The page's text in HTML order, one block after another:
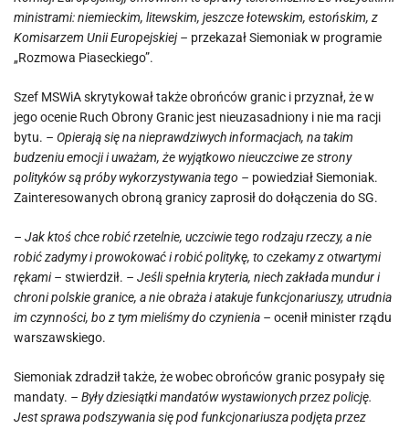
ministrami: niemieckim, litewskim, jeszcze łotewskim, estońskim, z
Komisarzem Unii Europejskiej – przekazał Siemoniak w programie
„Rozmowa Piaseckiego”.
Szef MSWiA skrytykował także obrońców granic i przyznał, że w
jego ocenie Ruch Obrony Granic jest nieuzasadniony i nie ma racji
bytu. – Opierają się na nieprawdziwych informacjach, na takim
budzeniu emocji i uważam, że wyjątkowo nieuczciwe ze strony
polityków są próby wykorzystywania tego – powiedział Siemoniak.
Zainteresowanych obroną granicy zaprosił do dołączenia do SG.
– Jak ktoś chce robić rzetelnie, uczciwie tego rodzaju rzeczy, a nie
robić zadymy i prowokować i robić politykę, to czekamy z otwartymi
rękami – stwierdził. – Jeśli spełnia kryteria, niech zakłada mundur i
chroni polskie granice, a nie obraża i atakuje funkcjonariuszy, utrudnia
im czynności, bo z tym mieliśmy do czynienia – ocenił minister rządu
warszawskiego.
Siemoniak zdradził także, że wobec obrońców granic posypały się
mandaty. – Były dziesiątki mandatów wystawionych przez policję.
Jest sprawa podszywania się pod funkcjonariusza podjęta przez